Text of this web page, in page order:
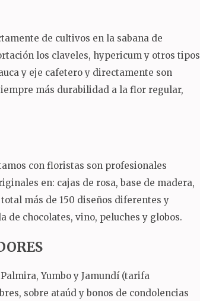
de cultivos en la sabana de
los claveles, hypericum y otros tipos
y eje cafetero y directamente son
más durabilidad a la flor regular,
con floristas son profesionales
en: cajas de rosa, base de madera,
más de 150 diseños diferentes y
chocolates, vino, peluches y globos.
Yumbo y Jamundí (tarifa
sobre ataúd y bonos de condolencias